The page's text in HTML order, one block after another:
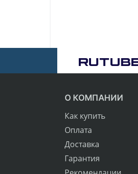
О КОМПАНИИ
Как купить
Оплата
Доставка
Гарантия